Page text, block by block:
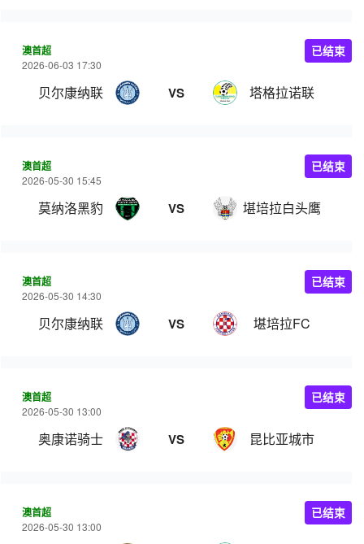
澳首超
2026-06-03 17:30
贝尔康纳联 VS 塔格拉诺联
已结束
澳首超
2026-05-30 15:45
莫纳洛黑豹 VS 堪培拉白头鹰
已结束
澳首超
2026-05-30 14:30
贝尔康纳联 VS 堪培拉FC
已结束
澳首超
2026-05-30 13:00
奥康诺骑士 VS 昆比亚城市
已结束
澳首超
2026-05-30 13:00
已结束